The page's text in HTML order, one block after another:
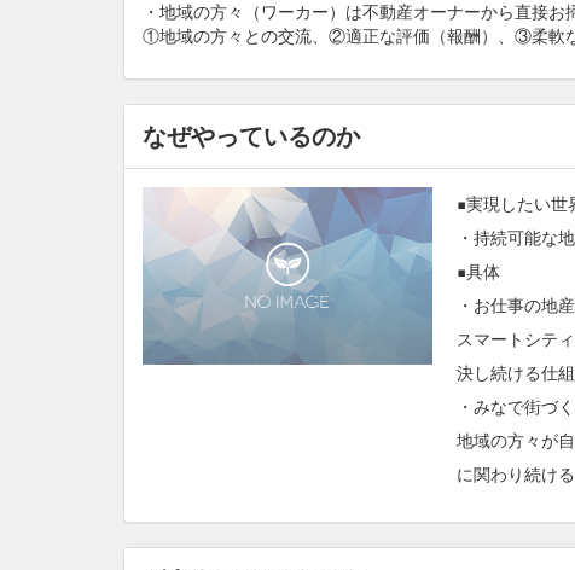
・地域の方々（ワーカー）は不動産オーナーから直接お
①地域の方々との交流、②適正な評価（報酬）、③柔軟
なぜやっているのか
■実現したい世
・持続可能な
■具体
・お仕事の地
スマートシテ
決し続ける仕
・みなで街づ
地域の方々が
に関わり続け